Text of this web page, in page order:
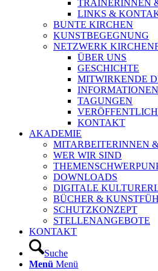
TRAINERINNEN
LINKS &
BUNTE KIRCHEN
KUNSTBEGEGNUNG
NETZWERK
ÜBER UNS
GESCHICHTE
MITWIRKENDE
TAGUNGEN
KONTAKT
AKADEMIE
MITARBEITERINNEN
WER WIR SIND
DOWNLOADS
DIGITALE
BÜCHER &
SCHUTZKONZEPT
STELLENANGEBOTE
KONTAKT
Suche
Menü Menü